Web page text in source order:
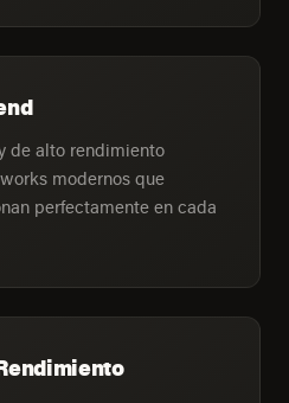
de alto rendimiento
modernos que
perfectamente en cada